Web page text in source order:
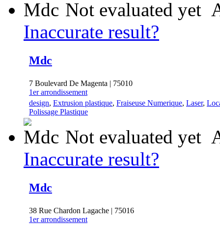
Not evaluated yet
Inaccurate result?
Mdc
7 Boulevard De Magenta | 75010
1er arrondissement
design, Extrusion plastique, Fraiseuse Numerique, Laser,
Polissage Plastique
Not evaluated yet
Inaccurate result?
Mdc
38 Rue Chardon Lagache | 75016
1er arrondissement